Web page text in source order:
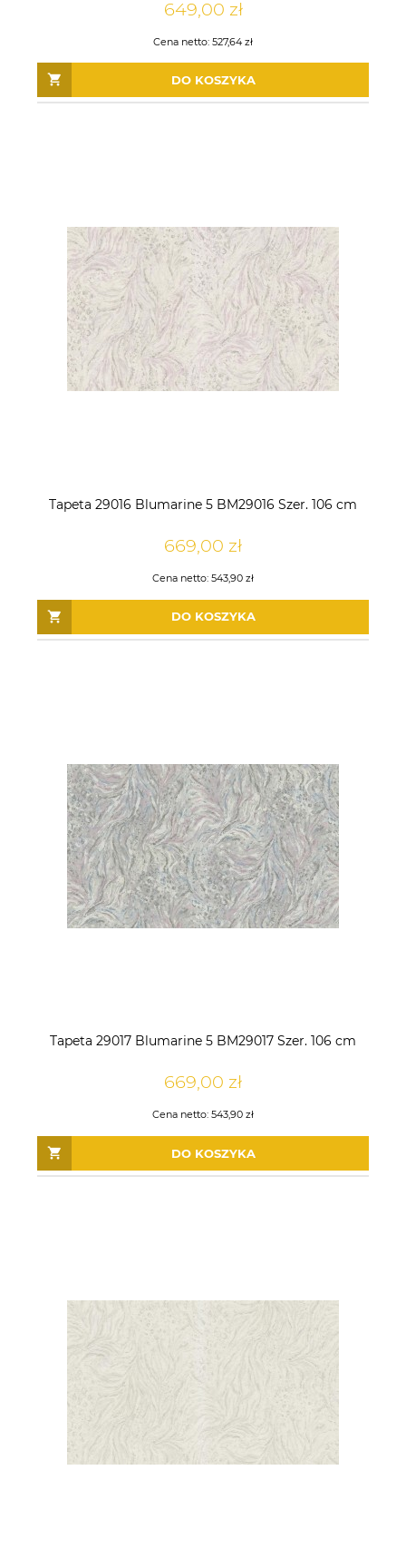
649,00 zł
Cena netto: 527,64 zł
DO KOSZYKA
Tapeta 29016 Blumarine 5 BM29016 Szer. 106 cm
669,00 zł
Cena netto: 543,90 zł
DO KOSZYKA
Tapeta 29017 Blumarine 5 BM29017 Szer. 106 cm
669,00 zł
Cena netto: 543,90 zł
DO KOSZYKA